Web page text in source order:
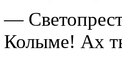
—
Колыме! Ах